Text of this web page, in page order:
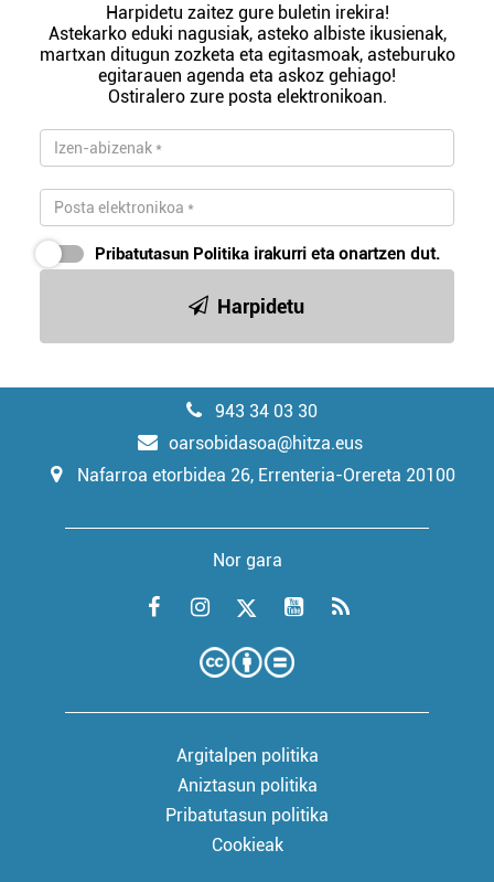
Harpidetu zaitez gure buletin irekira!
Astekarko eduki nagusiak, asteko albiste ikusienak,
martxan ditugun zozketa eta egitasmoak, asteburuko
egitarauen agenda eta askoz gehiago!
Ostiralero zure posta elektronikoan.
Pribatutasun Politika irakurri eta onartzen dut.
Harpidetu
943 34 03 30
oarsobidasoa@hitza.eus
Nafarroa etorbidea 26, Errenteria-Orereta 20100
Nor gara
Argitalpen politika
Aniztasun politika
Pribatutasun politika
Cookieak